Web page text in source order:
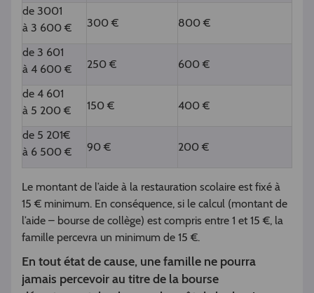
de 3001
à 3 600 €
300 € 800 €
de 3 601
à 4 600 €
250 € 600 €
de 4 601
à 5 200 €
150 € 400 €
de 5 201€
à 6 500 €
90 € 200 €
Le montant de l’aide à la restauration scolaire est fixé à
15 € minimum. En conséquence, si le calcul (montant de
l’aide – bourse de collège) est compris entre 1 et 15 €, la
famille percevra un minimum de 15 €.
En tout état de cause, une famille ne pourra
jamais percevoir au titre de la bourse